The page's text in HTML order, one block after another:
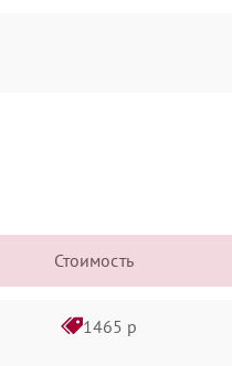
Стоимость
1465 р